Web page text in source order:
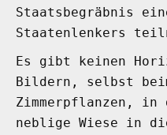
Staatsbegräbnis
Staatenlenkers
Es gibt keinen
Bildern, selbst
Zimmerpflanzen, in
neblige Wiese in